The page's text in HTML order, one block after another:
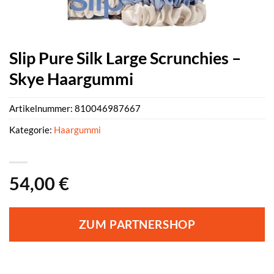
Slip Pure Silk Large Scrunchies –
Skye Haargummi
54,00 €
ZUM PARTNERSHOP
Artikelnummer: 810046987667
Kategorie: Haargummi